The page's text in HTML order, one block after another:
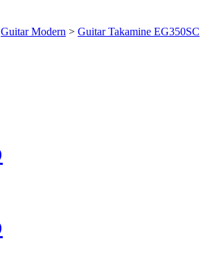
Guitar Modern > Guitar Takamine EG350SC